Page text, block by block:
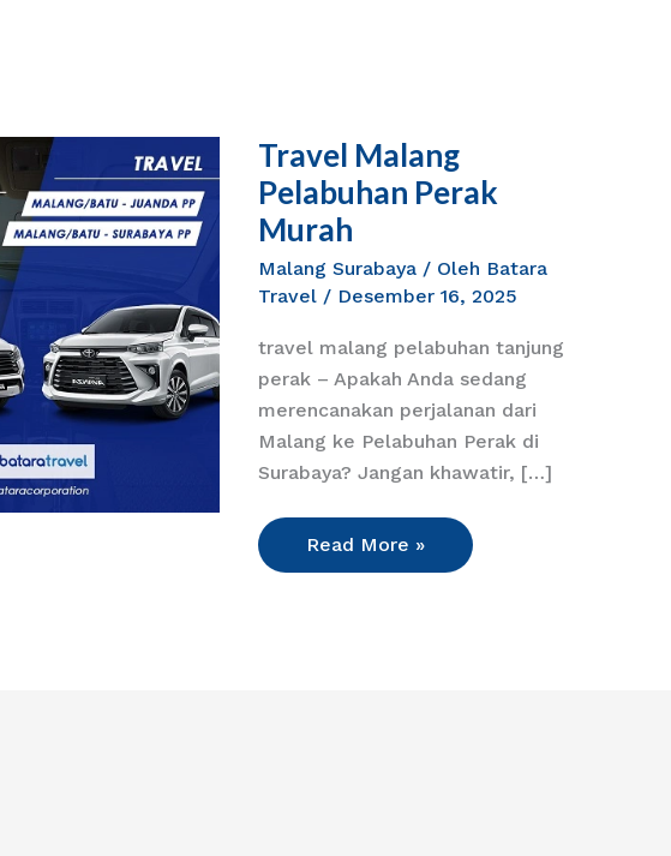
Travel Malang
Pelabuhan Perak
Murah
Malang Surabaya / Oleh Batara
Travel / Desember 16, 2025
travel malang pelabuhan tanjung
perak – Apakah Anda sedang
merencanakan perjalanan dari
Malang ke Pelabuhan Perak di
Surabaya? Jangan khawatir, […]
Travel
Malang
Pelabuhan
Perak
Murah
Read More »